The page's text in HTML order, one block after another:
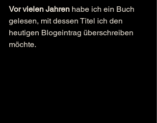
Vor vielen Jahren habe ich ein Buch
gelesen, mit dessen Titel ich den
heutigen Blogeintrag überschreiben
möchte.